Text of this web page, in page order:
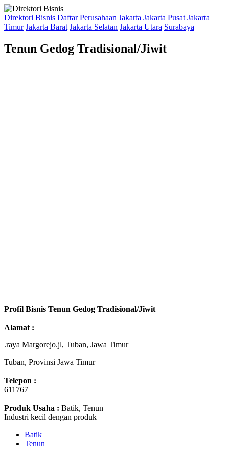
Direktori Bisnis Daftar Perusahaan Jakarta Jakarta Pusat Jakarta
Timur Jakarta Barat Jakarta Selatan Jakarta Utara Surabaya
Tenun Gedog Tradisional/Jiwit
Profil Bisnis Tenun Gedog Tradisional/Jiwit
Alamat :
.raya Margorejo.jl, Tuban, Jawa Timur
Tuban, Provinsi Jawa Timur
Telepon :
611767
Produk Usaha : Batik, Tenun
Industri kecil dengan produk
Batik
Tenun